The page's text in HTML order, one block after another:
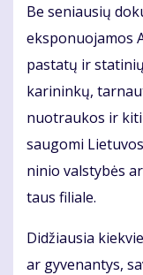
Be se­niau­sių
eks­po­nuo­ja­mos
pa­sta­tų ir
ka­ri­nin­kų,
nuo­trau­kos ir
sau­go­mi
ni­nio vals­ty­bės
taus fi­lia­le.
Di­džiau­sia
ar gy­ve­nan­tys,